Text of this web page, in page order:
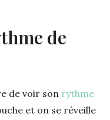
de
de voir son rythme
et on se réveille